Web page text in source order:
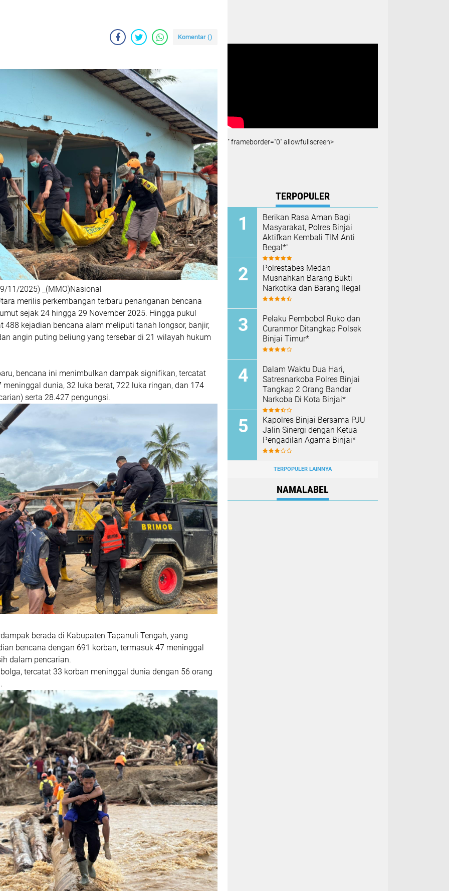
Komentar ()
11/2025) _(MMO)Nasional
merilis perkembangan terbaru penanganan bencana
sejak 24 hingga 29 November 2025. Hingga pukul
488 kejadian bencana alam meliputi tanah longsor, banjir,
angin puting beliung yang tersebar di 21 wilayah hukum
bencana ini menimbulkan dampak signifikan, tercatat
meninggal dunia, 32 luka berat, 722 luka ringan, dan 174
serta 28.427 pengungsi.
berada di Kabupaten Tapanuli Tengah, yang
bencana dengan 691 korban, termasuk 47 meninggal
dalam pencarian.
tercatat 33 korban meninggal dunia dengan 56 orang
" frameborder="0" allowfullscreen>
TERPOPULER
Berikan Rasa Aman Bagi
Masyarakat, Polres Binjai
Aktifkan Kembali TIM Anti
Begal*"
Polrestabes Medan
Musnahkan Barang Bukti
Narkotika dan Barang Ilegal
Pelaku Pembobol Ruko dan
Curanmor Ditangkap Polsek
Binjai Timur*
Dalam Waktu Dua Hari,
Satresnarkoba Polres Binjai
Tangkap 2 Orang Bandar
Narkoba Di Kota Binjai*
Kapolres Binjai Bersama PJU
Jalin Sinergi dengan Ketua
Pengadilan Agama Binjai*
TERPOPULER LAINNYA
NAMALABEL